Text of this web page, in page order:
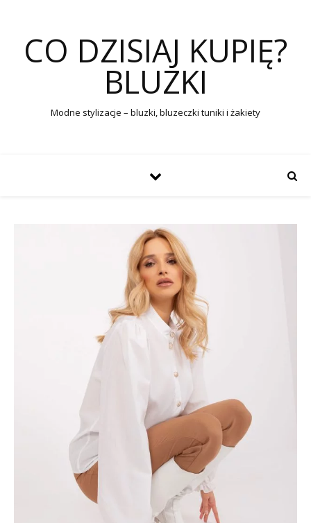
CO DZISIAJ KUPIĘ?
BLUZKI
Modne stylizacje – bluzki, bluzeczki tuniki i żakiety